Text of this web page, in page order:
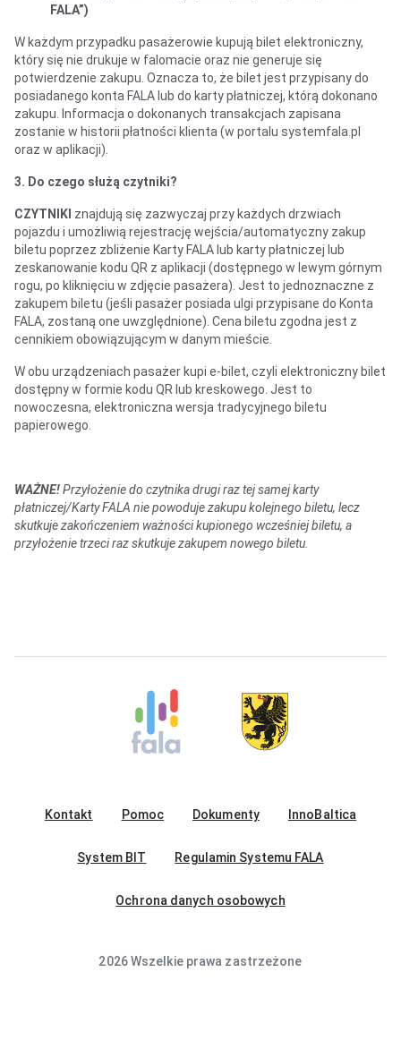
FALA”)
W każdym przypadku pasażerowie kupują bilet elektroniczny,
który się nie drukuje w falomacie oraz nie generuje się
potwierdzenie zakupu. Oznacza to, że bilet jest przypisany do
posiadanego konta FALA lub do karty płatniczej, którą dokonano
zakupu. Informacja o dokonanych transakcjach zapisana
zostanie w historii płatności klienta (w portalu systemfala.pl
oraz w aplikacji).
3. Do czego służą czytniki?
CZYTNIKI znajdują się zazwyczaj przy każdych drzwiach
pojazdu i umożliwią rejestrację wejścia/automatyczny zakup
biletu poprzez zbliżenie Karty FALA lub karty płatniczej lub
zeskanowanie kodu QR z aplikacji (dostępnego w lewym górnym
rogu, po kliknięciu w zdjęcie pasażera). Jest to jednoznaczne z
zakupem biletu (jeśli pasażer posiada ulgi przypisane do Konta
FALA, zostaną one uwzględnione). Cena biletu zgodna jest z
cennikiem obowiązującym w danym mieście.
W obu urządzeniach pasażer kupi e-bilet, czyli elektroniczny bilet
dostępny w formie kodu QR lub kreskowego. Jest to
nowoczesna, elektroniczna wersja tradycyjnego biletu
papierowego.
WAŻNE!Przyłożenie do czytnika drugi raz tej samej karty
płatniczej/Karty FALA nie powoduje zakupu kolejnego biletu, lecz
skutkuje zakończeniem ważnościkupionego wcześniej biletu, a
przyłożenie trzeci raz skutkuje zakupem nowego biletu.
Kontakt Pomoc Dokumenty InnoBaltica
System BIT Regulamin Systemu FALA
Ochrona danych osobowych
2026 Wszelkie prawa zastrzeżone